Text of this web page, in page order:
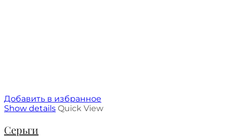
Добавить в избранное
Show details Quick View
Серьги